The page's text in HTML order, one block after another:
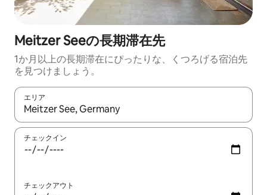
Meitzer Seeの長期滞在先
1か月以上の長期滞在にぴったりな、くつろげる宿泊先
を見つけましょう。
エリア
検索結果が表示されたら、上下の矢印キーを使って移動するか
チェックイン
チェックアウト